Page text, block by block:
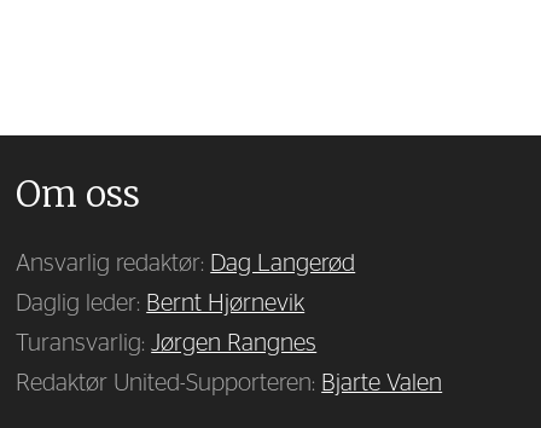
Om oss
Ansvarlig redaktør: Dag Langerød
Daglig leder: Bernt Hjørnevik
Turansvarlig:Jørgen Rangnes
Redaktør United-Supporteren: Bjarte Valen